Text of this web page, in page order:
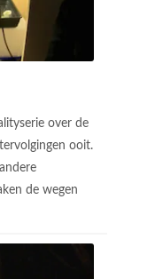
over de
ooit.
de wegen